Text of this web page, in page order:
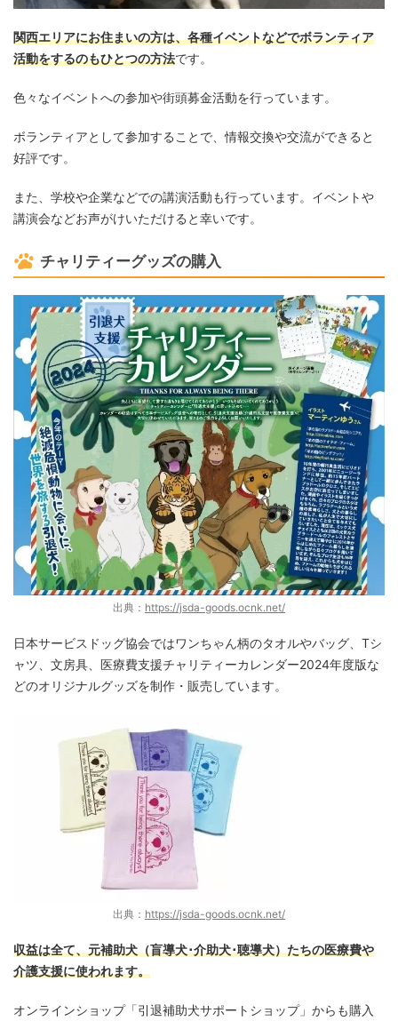
関西エリアにお住まいの方は、各種イベントなどでボランティア
活動をするのもひとつの方法です。
色々なイベントへの参加や街頭募金活動を行っています。
ボランティアとして参加することで、情報交換や交流ができると
好評です。
また、学校や企業などでの講演活動も行っています。イベントや
講演会などお声がけいただけると幸いです。
チャリティーグッズの購入
出典： https://jsda-goods.ocnk.net/
日本サービスドッグ協会ではワンちゃん柄のタオルやバッグ、Tシ
ャツ、文房具、医療費支援チャリティーカレンダー2024年度版な
どのオリジナルグッズを制作・販売しています。
出典： https://jsda-goods.ocnk.net/
収益は全て、元補助犬（盲導犬･介助犬･聴導犬）たちの医療費や
介護支援に使われます。
オンラインショップ「引退補助犬サポートショップ」からも購入